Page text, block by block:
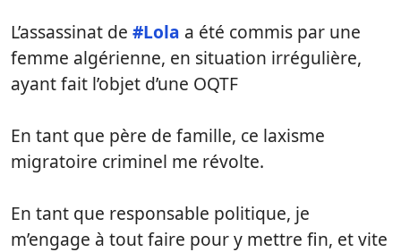
L’assassinat de #Lola a été commis par une
femme algérienne, en situation irrégulière,
ayant fait l’objet d’une OQTF
En tant que père de famille, ce laxisme
migratoire criminel me révolte.
En tant que responsable politique, je
m’engage à tout faire pour y mettre fin, et vite